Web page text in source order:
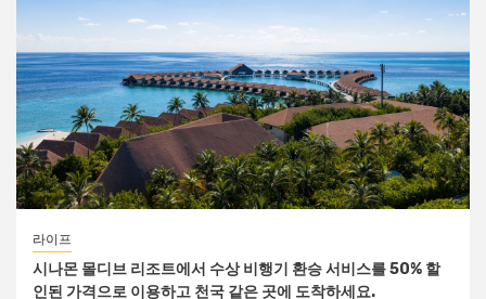
라이프
시나몬 몰디브 리조트에서 수상 비행기 환승 서비스를 50% 할
인된 가격으로 이용하고 천국 같은 곳에 도착하세요.